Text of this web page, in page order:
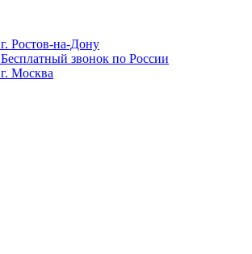
г. Ростов-на-Дону
Бесплатный звонок по России
г. Москва